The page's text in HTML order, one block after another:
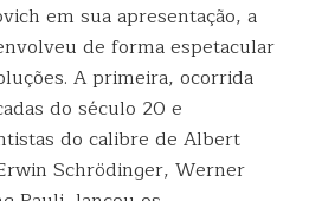
em sua apresentação, a
de forma espetacular
A primeira, ocorrida
do século 20 e
do calibre de Albert
Schrödinger, Werner